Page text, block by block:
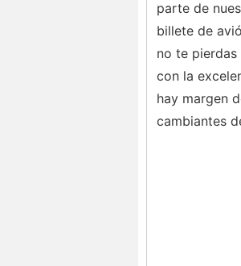
parte de
billete de
no te
con la
hay margen
cambiantes